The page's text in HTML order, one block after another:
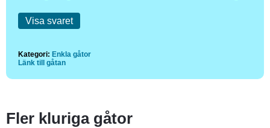
Visa svaret
Kategori: Enkla gåtor
Länk till gåtan
Fler kluriga gåtor